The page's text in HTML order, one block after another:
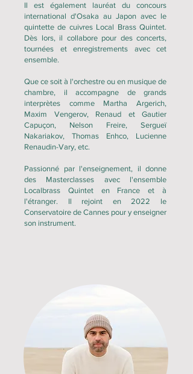
Il est également lauréat du concours
international d'Osaka au Japon avec le
quintette de cuivres Local Brass Quintet.
Dès lors, il collabore pour des concerts,
tournées et enregistrements avec cet
ensemble.
Que ce soit à l'orchestre ou en musique de
chambre, il accompagne de grands
interprètes comme Martha Argerich,
Maxim Vengerov, Renaud et Gautier
Capuçon, Nelson Freire, Sergueï
Nakariakov, Thomas Enhco, Lucienne
Renaudin-Vary, etc.
Passionné par l'enseignement, il donne
des Masterclasses avec l'ensemble
Localbrass Quintet en France et à
l'étranger. Il rejoint en 2022 le
Conservatoire de Cannes pour y enseigner
son instrument.